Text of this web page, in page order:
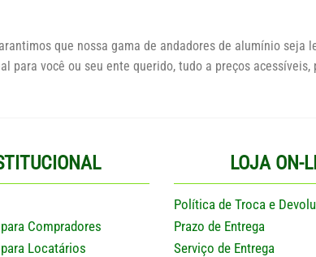
que nossa gama de andadores de alumínio seja
para você ou seu ente querido, tudo a preços
Compradores
Locatários
LOJA ON-
Política de Troca e
Prazo de Entrega
Serviço de Entrega